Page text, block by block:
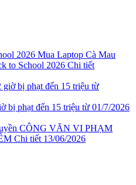
Mua Laptop Cà Mau
to School 2026 Chi tiết
bị phạt đến 15 triệu từ 01/7/2026
CÔNG VĂN VI PHẠM
Chi tiết 13/06/2026